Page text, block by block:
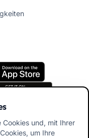
die APK-App für
herunter
und, mit Ihrer
um Ihre